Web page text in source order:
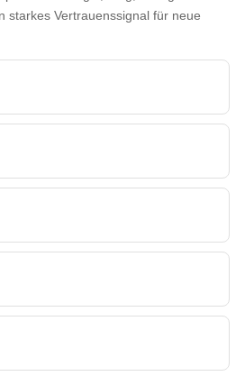
starkes Vertrauenssignal für neue